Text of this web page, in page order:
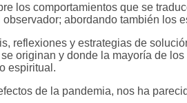
los comportamientos que se
abordando también
reflexiones y estrategias de
originan y donde la mayoría de
espiritual.
de la pandemia, nos ha